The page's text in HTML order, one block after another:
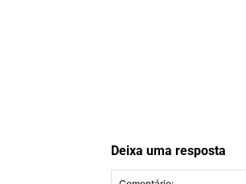
Deixa uma resposta